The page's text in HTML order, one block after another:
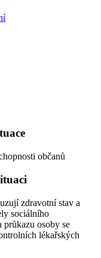
občanů
zdravotní stav a
sociálního
průkazu osoby se
lékařských